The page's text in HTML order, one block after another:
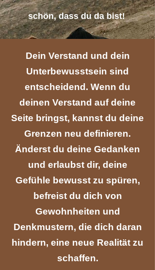
schön, dass du da bist​!
Dein Verstand und dein
Unterbewusstsein sind
entscheidend. Wenn du
deinen Verstand auf deine
Seite bringst, kannst du deine
Grenzen neu definieren.
Änderst du deine Gedanken
und erlaubst dir, deine
Gefühle bewusst zu spüren,
befreist du dich von
Gewohnheiten und
Denkmustern, die dich daran
hindern, eine neue Realität zu
schaffen.